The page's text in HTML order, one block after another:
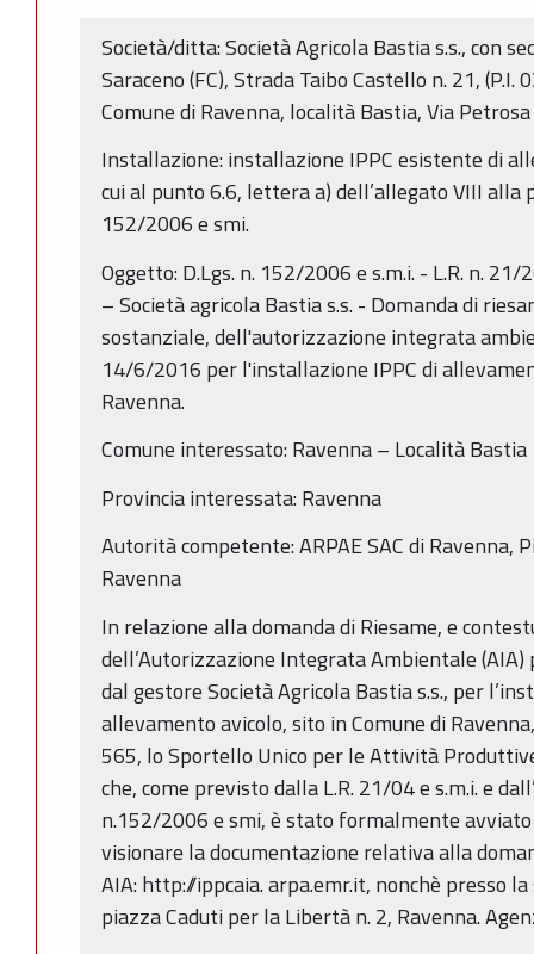
Società/ditta: Società Agricola Bastia s.s., con
Saraceno (FC), Strada Taibo Castello n. 21,
Comune di Ravenna, località Bastia, Via
Installazione: installazione IPPC esistente di
cui al punto 6.6, lettera a) dell’allegato VIII alla
152/2006 e smi.
Oggetto: D.Lgs. n. 152/2006 e s.m.i. - L.R. n.
– Società agricola Bastia s.s. - Domanda di
sostanziale, dell'autorizzazione integrata
14/6/2016 per l'installazione IPPC di
Ravenna.
Comune interessato: Ravenna – Località Bastia
Provincia interessata: Ravenna
Autorità competente: ARPAE SAC di Ravenna,
Ravenna
In relazione alla domanda di Riesame, e
dell’Autorizzazione Integrata Ambientale
dal gestore Società Agricola Bastia s.s., per
allevamento avicolo, sito in Comune di
565, lo Sportello Unico per le Attività
che, come previsto dalla L.R. 21/04 e s.m.i. e
n.152/2006 e smi, è stato formalmente
visionare la documentazione relativa alla
AIA: http://ippcaia. arpa.emr.it, nonchè presso la
piazza Caduti per la Libertà n. 2, Ravenna.